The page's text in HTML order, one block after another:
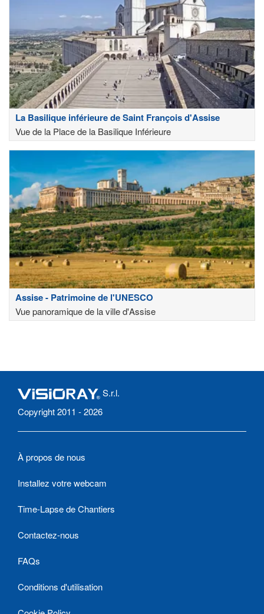
La Basilique inférieure de Saint François d'Assise
Vue de la Place de la Basilique Inférieure
Assise - Patrimoine de l'UNESCO
Vue panoramique de la ville d'Assise
S.r.l.
Copyright 2011 - 2026
À propos de nous
Installez votre webcam
Time-Lapse de Chantiers
Contactez-nous
FAQs
Conditions d'utilisation